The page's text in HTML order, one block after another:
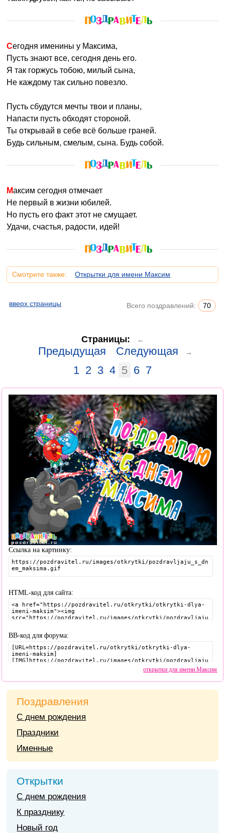
Сегодня именины у Максима,
Пусть знают все, сегодня день его.
Я так горжусь тобою, милый сына,
Не каждому так сильно повезло.
Пусть сбудутся мечты твои и планы,
Напасти пусть обходят стороной.
Ты открывай в себе всё больше граней.
Будь сильным, смелым, сына. Будь собой.
Максим сегодня отмечает
Не первый в жизни юбилей.
Но пусть его факт этот не смущает.
Удачи, счастья, радости, идей!
Смотрите также: Открытки для имени Максим
вверх страницы Всего поздравлений: 70
Страницы: ←
Предыдущая Следующая →
1 2 3 4 5 6 7
Ссылка на картинку:
HTML-код для сайта:
BB-код для форума:
открытки для имени Максим
Поздравления
С днем рождения
Праздники
Именные
Открытки
С днем рождения
К празднику
Новый год